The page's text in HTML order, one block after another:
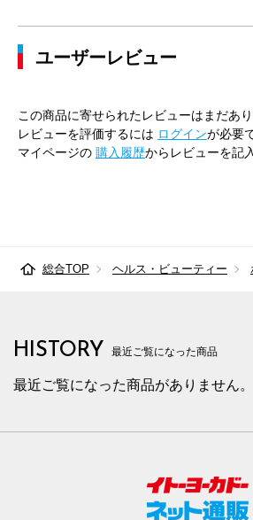
ユーザーレビュー
この商品に寄せられたレビューはまだあり
レビューを評価するには ログインが必要
マイページの 購入履歴からレビューを記
総合TOP ヘルス・ビューティー
HISTORY 最近ご覧になった商品
最近ご覧になった商品がありません。